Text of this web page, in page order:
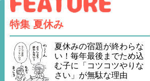
特集 夏休み
夏休みの宿題が終わらな
い！毎年最後までため込
む子に「コツコツやりな
さい」が無駄な理由